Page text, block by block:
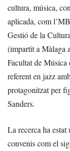
cultura, música,
aplicada, com
Gestió de la
(impartit a Màlaga
Facultat de
referent en jazz
protagonitzat per
Sanders.
La recerca ha
convenis com el